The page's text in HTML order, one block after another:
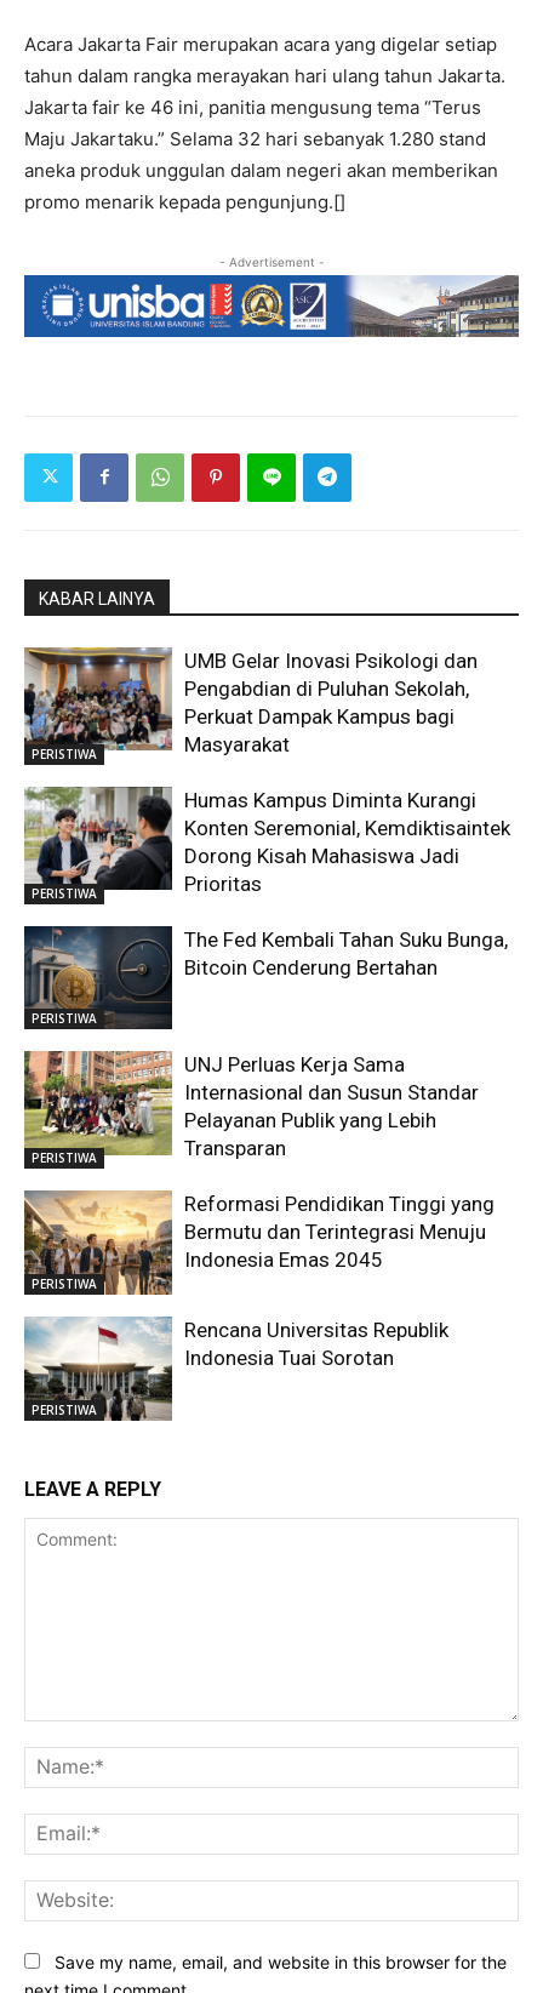
Acara Jakarta Fair merupakan acara yang digelar setiap
tahun dalam rangka merayakan hari ulang tahun Jakarta.
Jakarta fair ke 46 ini, panitia mengusung tema “Terus
Maju Jakartaku.” Selama 32 hari sebanyak 1.280 stand
aneka produk unggulan dalam negeri akan memberikan
promo menarik kepada pengunjung.[]
- Advertisement -
KABAR LAINYA
PERISTIWA
UMB Gelar Inovasi Psikologi dan
Pengabdian di Puluhan Sekolah,
Perkuat Dampak Kampus bagi
Masyarakat
PERISTIWA
Humas Kampus Diminta Kurangi
Konten Seremonial, Kemdiktisaintek
Dorong Kisah Mahasiswa Jadi
Prioritas
PERISTIWA
The Fed Kembali Tahan Suku Bunga,
Bitcoin Cenderung Bertahan
PERISTIWA
UNJ Perluas Kerja Sama
Internasional dan Susun Standar
Pelayanan Publik yang Lebih
Transparan
PERISTIWA
Reformasi Pendidikan Tinggi yang
Bermutu dan Terintegrasi Menuju
Indonesia Emas 2045
PERISTIWA
Rencana Universitas Republik
Indonesia Tuai Sorotan
LEAVE A REPLY
Save my name, email, and website in this browser for the